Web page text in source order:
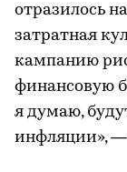
отразилось
затратная
кампанию
финансовую
я думаю,
инфляции», —